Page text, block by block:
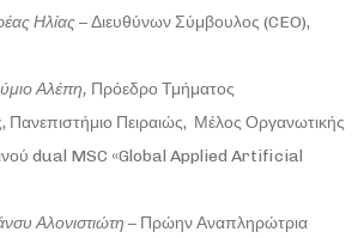
Ηλίας– Διευθύνων Σύμβουλος (CEO),
Αλέπη, Πρόεδρο Τμήματος
Πανεπιστήμιο Πειραιώς, Μέλος Οργανωτικής
dual MSC «Global Applied Artificial
Αλονιστιώτη – Πρώην Αναπληρώτρια